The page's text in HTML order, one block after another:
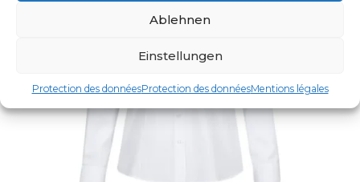
Ablehnen
Einstellungen
Protection des donnéesProtection des donnéesMentions légales